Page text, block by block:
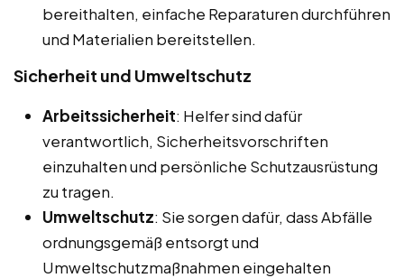
bereithalten, einfache Reparaturen durchführen
und Materialien bereitstellen.
Sicherheit und Umweltschutz
Arbeitssicherheit: Helfer sind dafür
verantwortlich, Sicherheitsvorschriften
einzuhalten und persönliche Schutzausrüstung
zu tragen.
Umweltschutz: Sie sorgen dafür, dass Abfälle
ordnungsgemäß entsorgt und
Umweltschutzmaßnahmen eingehalten